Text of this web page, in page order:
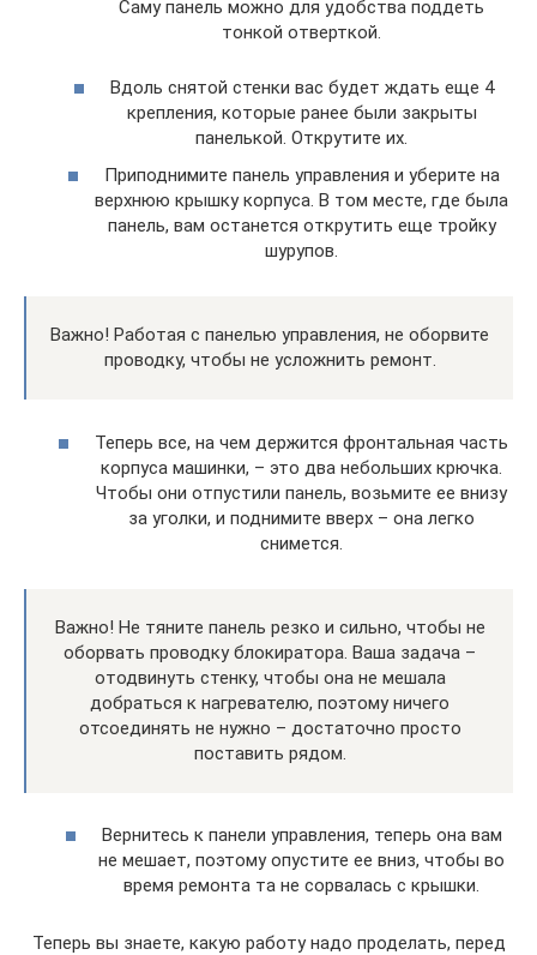
Саму панель можно для удобства поддеть
тонкой отверткой.
Вдоль снятой стенки вас будет ждать еще 4
крепления, которые ранее были закрыты
панелькой. Открутите их.
Приподнимите панель управления и уберите на
верхнюю крышку корпуса. В том месте, где была
панель, вам останется открутить еще тройку
шурупов.
Важно! Работая с панелью управления, не оборвите
проводку, чтобы не усложнить ремонт.
Теперь все, на чем держится фронтальная часть
корпуса машинки, – это два небольших крючка.
Чтобы они отпустили панель, возьмите ее внизу
за уголки, и поднимите вверх – она легко
снимется.
Важно! Не тяните панель резко и сильно, чтобы не
оборвать проводку блокиратора. Ваша задача –
отодвинуть стенку, чтобы она не мешала
добраться к нагревателю, поэтому ничего
отсоединять не нужно – достаточно просто
поставить рядом.
Вернитесь к панели управления, теперь она вам
не мешает, поэтому опустите ее вниз, чтобы во
время ремонта та не сорвалась с крышки.
Теперь вы знаете, какую работу надо проделать, перед